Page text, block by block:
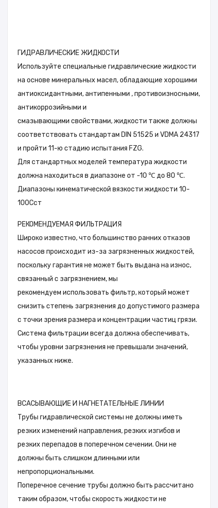
ГИДРАВЛИЧЕСКИЕ ЖИДКОСТИ
Используйте специальные гидравлические жидкости
на основе минеральных масел, обладающие хорошими
антиоксидантными, антипенными , противоизносными,
антикоррозийными и
смазывающими свойствами, жидкости также должны
соответствовать стандартам DIN 51525 и VDMA 24317
и пройти 11-ю стадию испытания FZG.
Для стандартных моделей температура жидкости
должна находиться в диапазоне от -10 ℃ до 80 ℃.
Диапазоны кинематической вязкости жидкости 10-
100Cст
РЕКОМЕНДУЕМАЯ ФИЛЬТРАЦИЯ
Широко известно, что большинство ранних отказов
насосов происходит из-за загрязненных жидкостей,
поскольку гарантия не может быть выдана на износ,
связанный с загрязнением, мы
рекомендуем использовать фильтр, который может
снизить степень загрязнения до допустимого размера
с точки зрения размера и концентрации частиц грязи.
Система фильтрации всегда должна обеспечивать,
чтобы уровни загрязнения не превышали значений,
указанных ниже.
ВCАСЫВАЮЩИЕ И НАГНЕТАТЕЛЬНЫЕ ЛИНИИ
Трубы гидравлической системы не должны иметь
резких изменений направления, резких изгибов и
резких перепадов в поперечном сечении. Они не
должны быть слишком длинными или
непропорциональными.
Поперечное сечение трубы должно быть рассчитано
таким образом, чтобы скорость жидкости не